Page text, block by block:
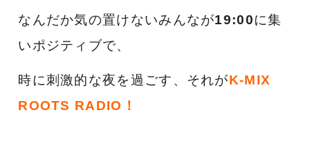
なんだか気の置けないみんなが19:00に集
いポジティブで、
時に刺激的な夜を過ごす、それがK-MIX
ROOTS RADIO！